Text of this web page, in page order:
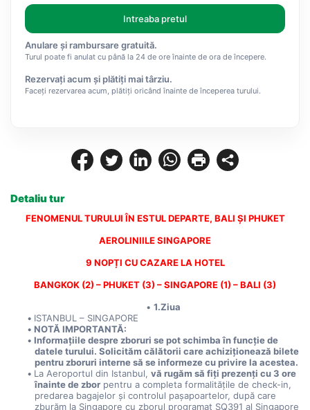
Detaliu tur
FENOMENUL TURULUI ÎN ESTUL DEPARTE, BALI ȘI PHUKET
AEROLINIILE SINGAPORE
9 NOPȚI CU CAZARE LA HOTEL
BANGKOK (2) – PHUKET (3) – SINGAPORE (1) – BALI (3)
1.Ziua
ISTANBUL – SINGAPORE
NOTĂ IMPORTANTĂ:
Informațiile despre zboruri se pot schimba în funcție de
datele turului. Solicităm călătorii care achiziționează bilete
pentru zboruri interne să se informeze cu privire la acestea.
La Aeroportul din Istanbul, vă rugăm să fiți prezenți cu 3 ore
înainte de zbor pentru a completa formalitățile de check-in,
predarea bagajelor și controlul pașapoartelor, după care
zburăm la Singapore cu zborul programat SQ391 al Singapore
Intreaba pretul
Anulare și rambursare gratuită.
Turul poate fi anulat cu până la 24 de ore înainte de ora de începere.
Rezervați acum și plătiți mai târziu.
Faceți rezervarea acum, plătiți oricând înainte de începerea turului.